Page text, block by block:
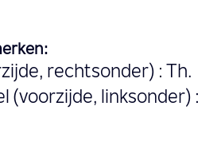
rechtsonder) : Th.
(voorzijde, linksonder) :